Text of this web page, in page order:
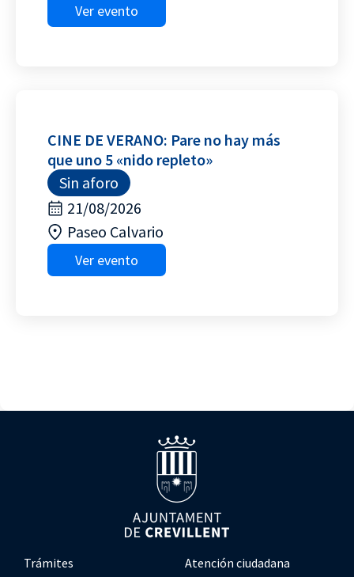
Ver evento
CINE DE VERANO: Pare no hay más
que uno 5 «nido repleto»
Sin aforo
21/08/2026
Paseo Calvario
Ver evento
Trámites
Atención ciudadana